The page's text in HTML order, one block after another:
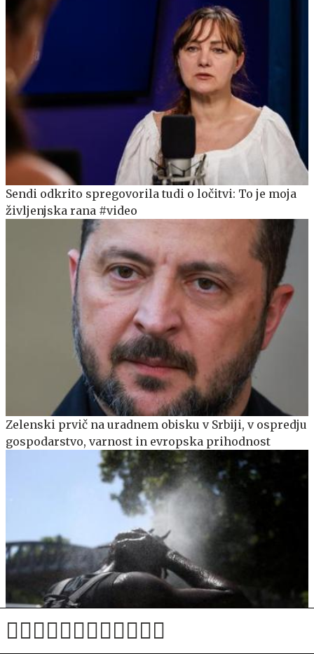
Sendi odkrito spregovorila tudi o ločitvi: To je moja
življenjska rana #video
Zelenski prvič na uradnem obisku v Srbiji, v ospredju
gospodarstvo, varnost in evropska prihodnost